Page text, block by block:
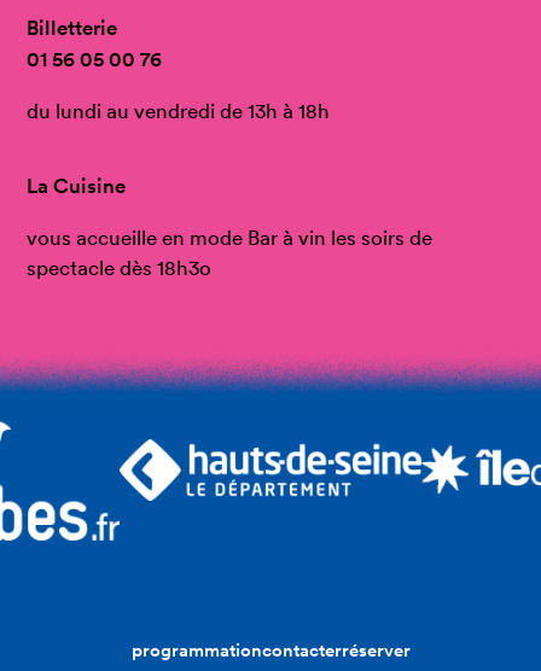
Billetterie
01 56 05 00 76
du lundi au vendredi de 13h à 18h
La Cuisine
vous accueille en mode Bar à vin les soirs de
spectacle dès 18h3o
programmationcontacterréserver